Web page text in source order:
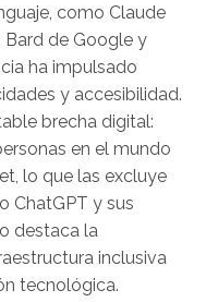
como Claude
Bard de Google y
ha impulsado
y accesibilidad.
brecha digital:
en el mundo
lo que las excluye
ChatGPT y sus
destaca la
inclusiva
tecnológica.